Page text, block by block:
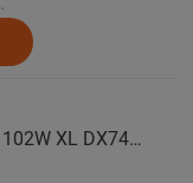
DAVANTI Автошина 225/55 ZR18 102W XL DX740 RPR лето (Таиланд)